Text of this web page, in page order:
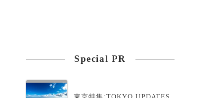
Special PR
東京特集:TOKYO UPDATES